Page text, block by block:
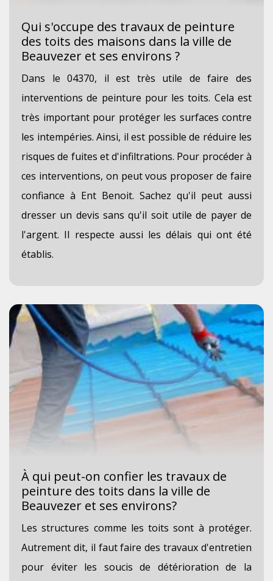
Qui s'occupe des travaux de peinture
des toits des maisons dans la ville de
Beauvezer et ses environs ?
Dans le 04370, il est très utile de faire des
interventions de peinture pour les toits. Cela est
très important pour protéger les surfaces contre
les intempéries. Ainsi, il est possible de réduire les
risques de fuites et d'infiltrations. Pour procéder à
ces interventions, on peut vous proposer de faire
confiance à Ent Benoit. Sachez qu'il peut aussi
dresser un devis sans qu'il soit utile de payer de
l'argent. Il respecte aussi les délais qui ont été
établis.
À qui peut-on confier les travaux de
peinture des toits dans la ville de
Beauvezer et ses environs?
Les structures comme les toits sont à protéger.
Autrement dit, il faut faire des travaux d'entretien
pour éviter les soucis de détérioration de la